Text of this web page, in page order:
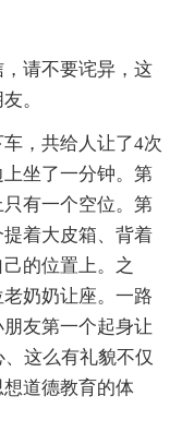
请不要诧异，这
。
，共给人让了4次
坐了一分钟。第
有一个空位。第
着大皮箱、背着
的位置上。之
奶奶让座。一路
朋友第一个起身让
这么有礼貌不仅
道德教育的体